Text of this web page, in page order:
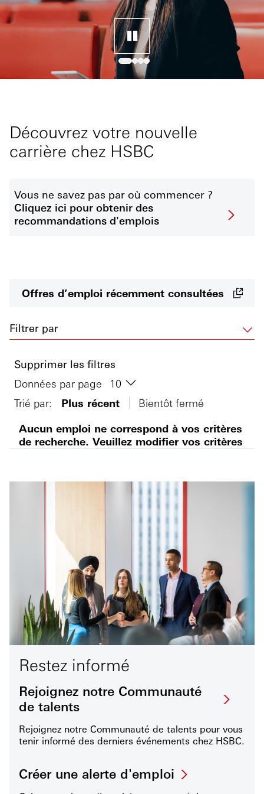
Découvrez votre nouvelle
carrière chez HSBC
Vous ne savez pas par où commencer ?
Cliquez ici pour obtenir des
recommandations d'emplois
Offres d’emploi récemment consultées
Filtrer par
Supprimer les filtres
Données par page
Trié par:
Plus récent
Bientôt fermé
Aucun emploi ne correspond à vos critères
de recherche. Veuillez modifier vos critères
Restez informé
Rejoignez notre Communauté
de talents
Rejoignez notre Communauté de talents pour vous
tenir informé des derniers événements chez HSBC.
Créer une alerte d'emploi